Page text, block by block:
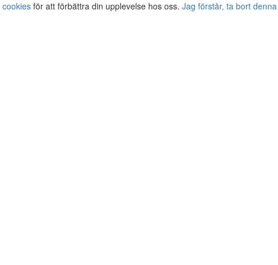
cookies för att förbättra din upplevelse hos oss. Jag förstår, ta bort